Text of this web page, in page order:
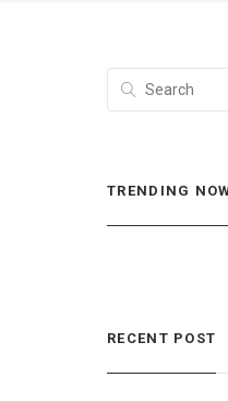
TRENDING
RECENT POST